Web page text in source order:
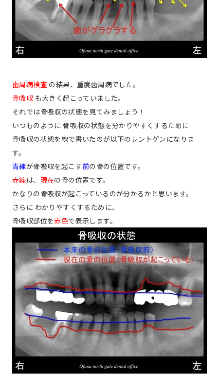
歯周病検査 の結果、重度歯周病でした。
骨吸収 も大きく起こっていました。
それでは骨吸収の状態を見てみましょう！
いつものように 骨吸収の状態を分かりやすくするために
骨吸収の状態を線で書いたのが以下のレントゲンになりま
す。
青線が骨吸収を起こす前の骨の位置です。
赤線は、 現在の骨の位置です。
かなりの骨吸収が起こっているのが分かるかと思います。
さらに わかりやすくするために、
骨吸収部位を赤色で表示します。